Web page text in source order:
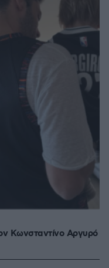
Κωνσταντίνο Αργυρό